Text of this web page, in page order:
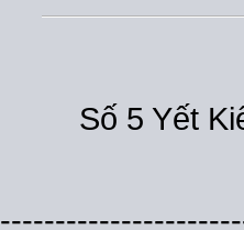
Số 5 Yết